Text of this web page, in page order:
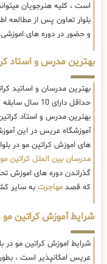
است ، کلیه هنرجویان
بلوار تعاون پس از مطالعه
و حضور در دوره های اموزشی
بهترین مدرس و استاد
بهترین مدرسان و اساتید
حداقل دارای
بهترین مدرس و استاد
آموزشگاه عریس در این
های اموزش کراتین مو در
مدرسان بین الملل کراتین مو
گذراندن دوره های اموزش
که قصد مهاجرت به سایر
شرایط آموزش کراتین مو
شرایط اموزش کراتین مو در
عریس امکانپذیر است ،